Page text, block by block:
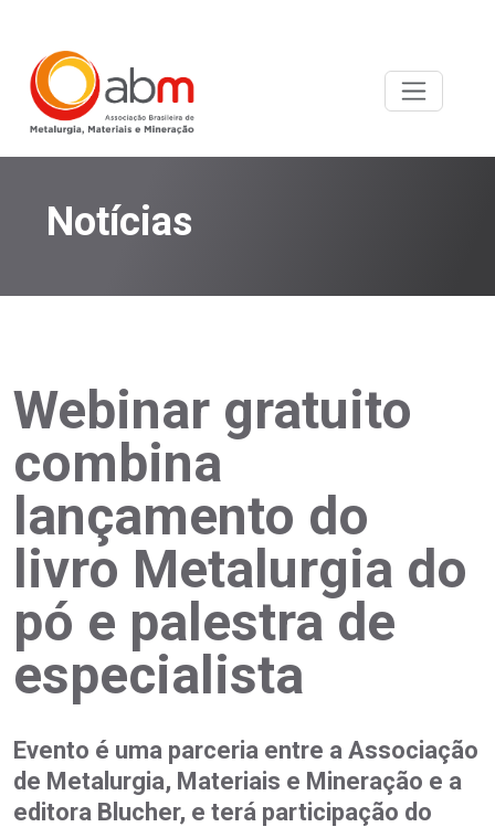
Notícias
Webinar gratuito
combina
lançamento do
livro Metalurgia do
pó e palestra de
especialista
Evento é uma parceria entre a Associação
de Metalurgia, Materiais e Mineração e a
editora Blucher, e terá participação do